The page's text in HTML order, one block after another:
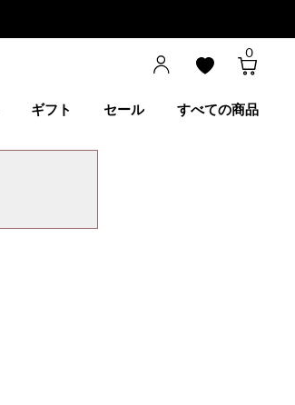
0
ギフト セール すべての商品